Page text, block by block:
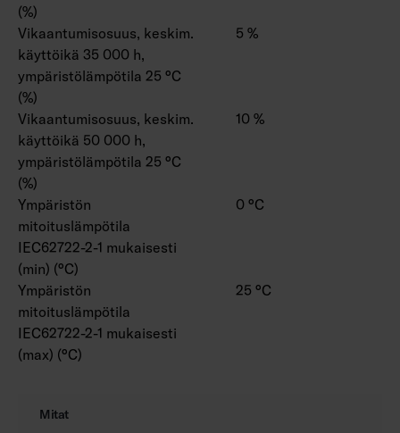
(%)
Vikaantumisosuus, keskim.
käyttöikä 35 000 h,
ympäristölämpötila 25 °C
(%)
5 %
Vikaantumisosuus, keskim.
käyttöikä 50 000 h,
ympäristölämpötila 25 °C
(%)
10 %
Ympäristön
mitoituslämpötila
IEC62722-2-1 mukaisesti
(min) (°C)
0 °C
Ympäristön
mitoituslämpötila
IEC62722-2-1 mukaisesti
(max) (°C)
25 °C
Mitat